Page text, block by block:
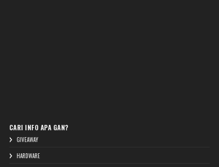
CARI INFO APA GAN?
GIVEAWAY
HARDWARE